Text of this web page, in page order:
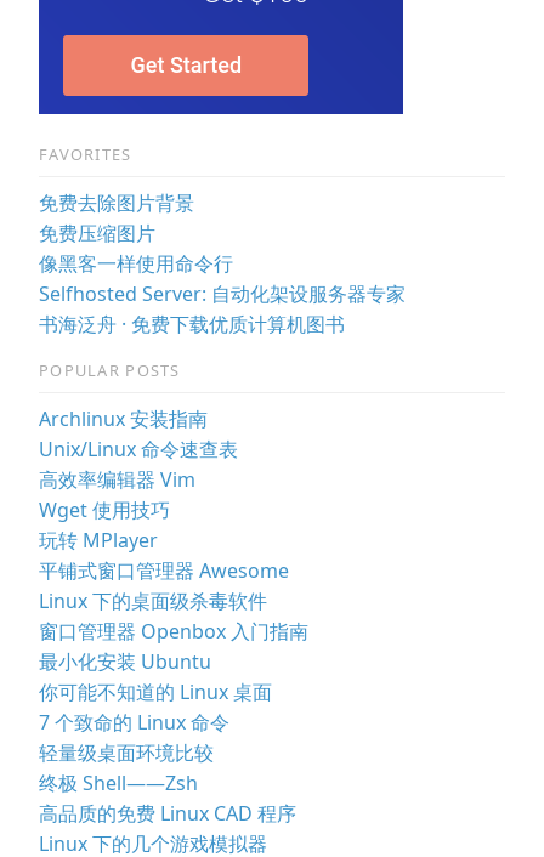
FAVORITES
免费去除图片背景
免费压缩图片
像黑客一样使用命令行
Selfhosted Server: 自动化架设服务器专家
书海泛舟 · 免费下载优质计算机图书
POPULAR POSTS
Archlinux 安装指南
Unix/Linux 命令速查表
高效率编辑器 Vim
Wget 使用技巧
玩转 MPlayer
平铺式窗口管理器 Awesome
Linux 下的桌面级杀毒软件
窗口管理器 Openbox 入门指南
最小化安装 Ubuntu
你可能不知道的 Linux 桌面
7 个致命的 Linux 命令
轻量级桌面环境比较
终极 Shell——Zsh
高品质的免费 Linux CAD 程序
Linux 下的几个游戏模拟器